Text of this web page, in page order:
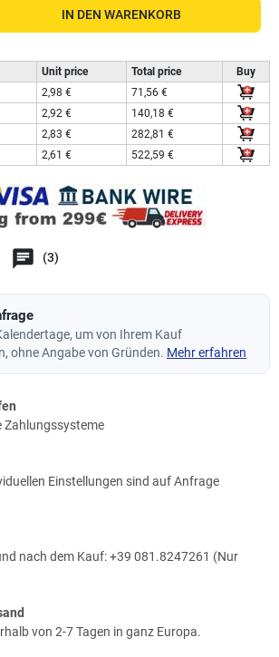
IN DEN WARENKORB
Unit price Total price
Buy
2,98 €
71,56 €
2,92 €
140,18 €
2,83 €
282,81 €
2,61 € 522,59 €
(3)
um von Ihrem Kauf
ohne Angabe von Gründen. Mehr erfahren
Zahlungssysteme
Einstellungen sind auf Anfrage
nach dem Kauf: +39 081.8247261 (Nur
von 2-7 Tagen in ganz Europa.